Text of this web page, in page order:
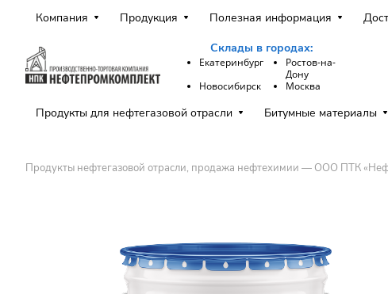
Компания Продукция Полезная информация
Склады в городах:
Екатеринбург
Ростов-на-
Дону
Новосибирск
Москва
Продукты для нефтегазовой отрасли Битумные материалы
Продукты нефтегазовой отрасли, продажа нефтехимии — ООО ПТК